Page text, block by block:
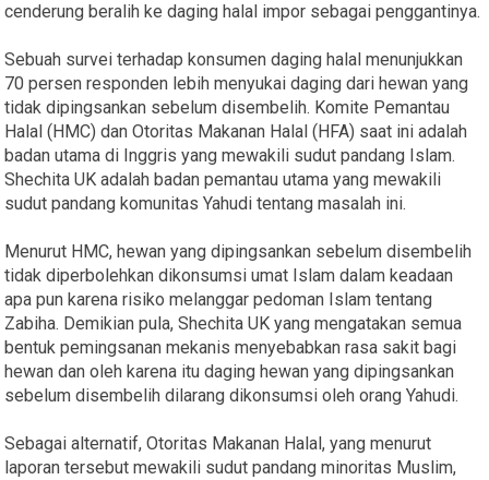
cenderung beralih ke daging halal impor sebagai penggantinya.
Sebuah survei terhadap konsumen daging halal menunjukkan
70 persen responden lebih menyukai daging dari hewan yang
tidak dipingsankan sebelum disembelih. Komite Pemantau
Halal (HMC) dan Otoritas Makanan Halal (HFA) saat ini adalah
badan utama di Inggris yang mewakili sudut pandang Islam.
Shechita UK adalah badan pemantau utama yang mewakili
sudut pandang komunitas Yahudi tentang masalah ini.
Menurut HMC, hewan yang dipingsankan sebelum disembelih
tidak diperbolehkan dikonsumsi umat Islam dalam keadaan
apa pun karena risiko melanggar pedoman Islam tentang
Zabiha. Demikian pula, Shechita UK yang mengatakan semua
bentuk pemingsanan mekanis menyebabkan rasa sakit bagi
hewan dan oleh karena itu daging hewan yang dipingsankan
sebelum disembelih dilarang dikonsumsi oleh orang Yahudi.
Sebagai alternatif, Otoritas Makanan Halal, yang menurut
laporan tersebut mewakili sudut pandang minoritas Muslim,